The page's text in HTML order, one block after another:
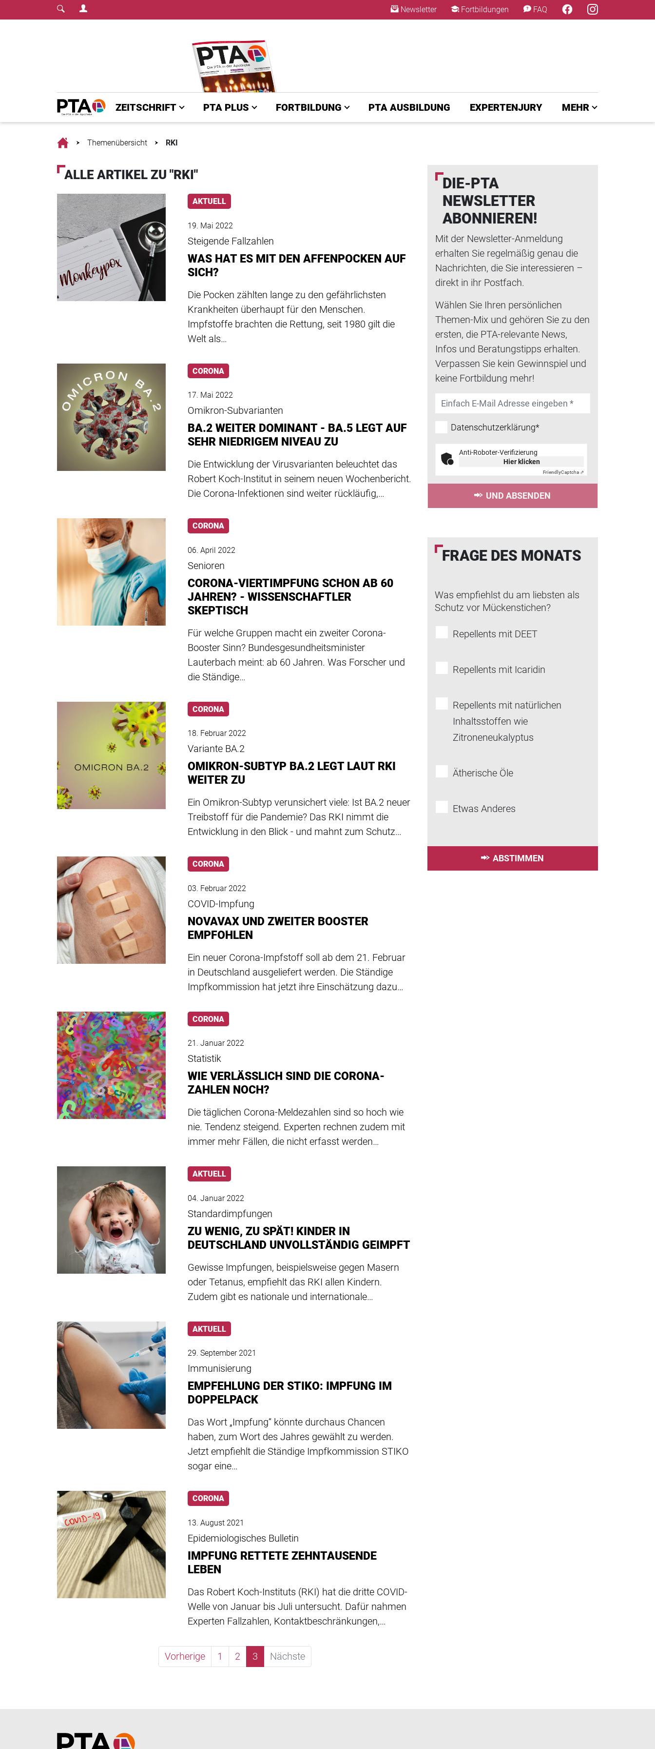
Login Menu Newsletter Fortbildungen FAQ
Home
ZEITSCHRIFT PTA PLUS FORTBILDUNG PTA AUSBILDUNG EXPERTENJURY MEHR
HomeThemenübersicht RKI
ALLE ARTIKEL ZU "RKI"
AKTUELL
19. Mai 2022
Steigende Fallzahlen
WAS HAT ES MIT DEN AFFENPOCKEN AUF
SICH?
Die Pocken zählten lange zu den gefährlichsten
Krankheiten überhaupt für den Menschen.
Impfstoffe brachten die Rettung, seit 1980 gilt die
Welt als…
CORONA
17. Mai 2022
Omikron-Subvarianten
BA.2 WEITER DOMINANT - BA.5 LEGT AUF
SEHR NIEDRIGEM NIVEAU ZU
Die Entwicklung der Virusvarianten beleuchtet das
Robert Koch-Institut in seinem neuen Wochenbericht.
Die Corona-Infektionen sind weiter rückläufig,…
CORONA
06. April 2022
Senioren
CORONA-VIERTIMPFUNG SCHON AB 60
JAHREN? - WISSENSCHAFTLER
SKEPTISCH
Für welche Gruppen macht ein zweiter Corona-
Booster Sinn? Bundesgesundheitsminister
Lauterbach meint: ab 60 Jahren. Was Forscher und
die Ständige…
CORONA
18. Februar 2022
Variante BA.2
OMIKRON-SUBTYP BA.2 LEGT LAUT RKI
WEITER ZU
Ein Omikron-Subtyp verunsichert viele: Ist BA.2 neuer
Treibstoff für die Pandemie? Das RKI nimmt die
Entwicklung in den Blick - und mahnt zum Schutz…
CORONA
03. Februar 2022
COVID-Impfung
NOVAVAX UND ZWEITER BOOSTER
EMPFOHLEN
Ein neuer Corona-Impfstoff soll ab dem 21. Februar
in Deutschland ausgeliefert werden. Die Ständige
Impfkommission hat jetzt ihre Einschätzung dazu…
CORONA
21. Januar 2022
Statistik
WIE VERLÄSSLICH SIND DIE CORONA-
ZAHLEN NOCH?
Die täglichen Corona-Meldezahlen sind so hoch wie
nie. Tendenz steigend. Experten rechnen zudem mit
immer mehr Fällen, die nicht erfasst werden…
AKTUELL
04. Januar 2022
Standardimpfungen
ZU WENIG, ZU SPÄT! KINDER IN
DEUTSCHLAND UNVOLLSTÄNDIG GEIMPFT
Gewisse Impfungen, beispielsweise gegen Masern
oder Tetanus, empfiehlt das RKI allen Kindern.
Zudem gibt es nationale und internationale…
AKTUELL
29. September 2021
Immunisierung
EMPFEHLUNG DER STIKO: IMPFUNG IM
DOPPELPACK
Das Wort „Impfung“ könnte durchaus Chancen
haben, zum Wort des Jahres gewählt zu werden.
Jetzt empfiehlt die Ständige Impfkommission STIKO
sogar eine…
CORONA
13. August 2021
Epidemiologisches Bulletin
IMPFUNG RETTETE ZEHNTAUSENDE
LEBEN
Das Robert Koch-Instituts (RKI) hat die dritte COVID-
Welle von Januar bis Juli untersucht. Dafür nahmen
Experten Fallzahlen, Kontaktbeschränkungen,…
Vorherige 1 2 3 Nächste
DIE-PTA
NEWSLETTER
ABONNIEREN!
Mit der Newsletter-Anmeldung
erhalten Sie regelmäßig genau die
Nachrichten, die Sie interessieren –
direkt in ihr Postfach.
Wählen Sie Ihren persönlichen
Themen-Mix und gehören Sie zu den
ersten, die PTA-relevante News,
Infos und Beratungstipps erhalten.
Verpassen Sie kein Gewinnspiel und
keine Fortbildung mehr!
Datenschutzerklärung*
Anti-Roboter-Verifizierung
Hier klicken
FriendlyCaptcha ⇗
UND ABSENDEN
FRAGE DES MONATS
Was empfiehlst du am liebsten als
Schutz vor Mückenstichen?
Repellents mit DEET
Repellents mit Icaridin
Repellents mit natürlichen
Inhaltsstoffen wie
Zitroneneukalyptus
Ätherische Öle
Etwas Anderes
ABSTIMMEN
Home
×